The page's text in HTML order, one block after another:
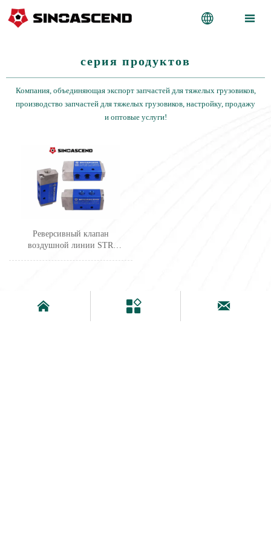
 
серия продуктов
Компания, объединяющая экспорт запчастей для тяжелых грузовиков,
производство запчастей для тяжелых грузовиков, настройку, продажу
и оптовые услуги!
Реверсивный клапан
воздушной линии STR
  